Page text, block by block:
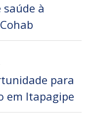
saúde à
para
em Itapagipe